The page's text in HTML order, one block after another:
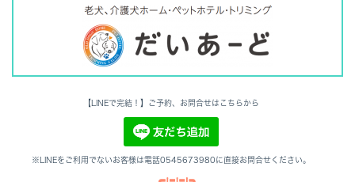
【LINEで完結！】ご予約、お問合せはこちらから
※LINEをご利用でないお客様は電話0545673980に直接お問合せください。